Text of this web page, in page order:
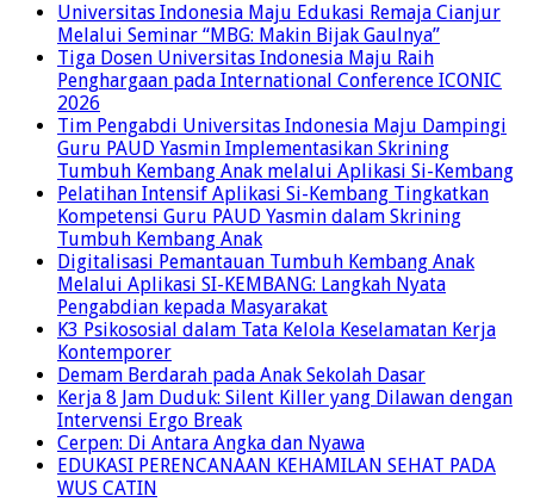
Universitas Indonesia Maju Edukasi Remaja Cianjur
Melalui Seminar “MBG: Makin Bijak Gaulnya”
Tiga Dosen Universitas Indonesia Maju Raih
Penghargaan pada International Conference ICONIC
2026
Tim Pengabdi Universitas Indonesia Maju Dampingi
Guru PAUD Yasmin Implementasikan Skrining
Tumbuh Kembang Anak melalui Aplikasi Si-Kembang
Pelatihan Intensif Aplikasi Si-Kembang Tingkatkan
Kompetensi Guru PAUD Yasmin dalam Skrining
Tumbuh Kembang Anak
Digitalisasi Pemantauan Tumbuh Kembang Anak
Melalui Aplikasi SI-KEMBANG: Langkah Nyata
Pengabdian kepada Masyarakat
K3 Psikososial dalam Tata Kelola Keselamatan Kerja
Kontemporer
Demam Berdarah pada Anak Sekolah Dasar
Kerja 8 Jam Duduk: Silent Killer yang Dilawan dengan
Intervensi Ergo Break
Cerpen: Di Antara Angka dan Nyawa
EDUKASI PERENCANAAN KEHAMILAN SEHAT PADA
WUS CATIN